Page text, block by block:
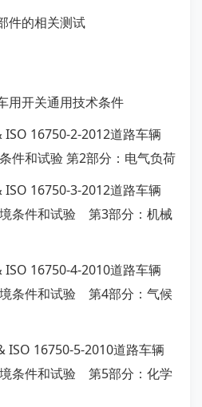
件的相关测试
用开关通用技术条件
16750-2-2012道路车辆
件和试验 第2部分：电气负荷
16750-3-2012道路车辆
条件和试验 第3部分：机械
ISO 16750-4-2010道路车辆
条件和试验 第4部分：气候
ISO 16750-5-2010道路车辆
条件和试验 第5部分：化学